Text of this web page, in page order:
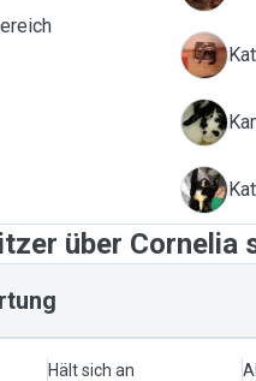
B
M
M
über Cornelia
Hält sich an